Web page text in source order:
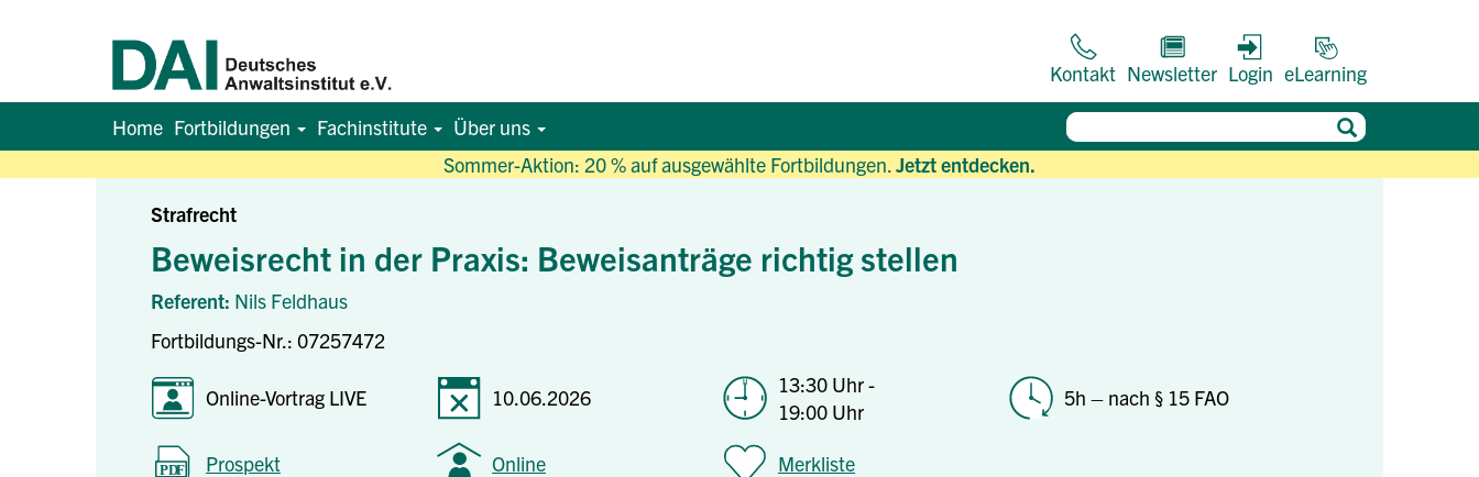
Sommer-Aktion: 20 % auf ausgewählte Fortbildungen.Jetzt entdecken.
Kontakt Newsletter Login eLearning
Home Fortbildungen Fachinstitute Über uns
Strafrecht
Beweisrecht in der Praxis: Beweisanträge richtig stellen
Referent: Nils Feldhaus
Fortbildungs-Nr.: 07257472
Online-Vortrag LIVE 10.06.2026
13:30 Uhr -
19:00 Uhr
5h – nach § 15 FAO
Prospekt Online Merkliste